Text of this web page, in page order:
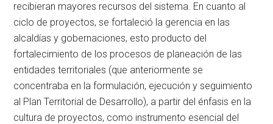
recibieran mayores recursos del sistema. En cuanto al
ciclo de proyectos, se fortaleció la gerencia en las
alcaldías y gobernaciones, esto producto del
fortalecimiento de los procesos de planeación de las
entidades territoriales (que anteriormente se
concentraba en la formulación, ejecución y seguimiento
al Plan Territorial de Desarrollo), a partir del énfasis en la
cultura de proyectos, como instrumento esencial del